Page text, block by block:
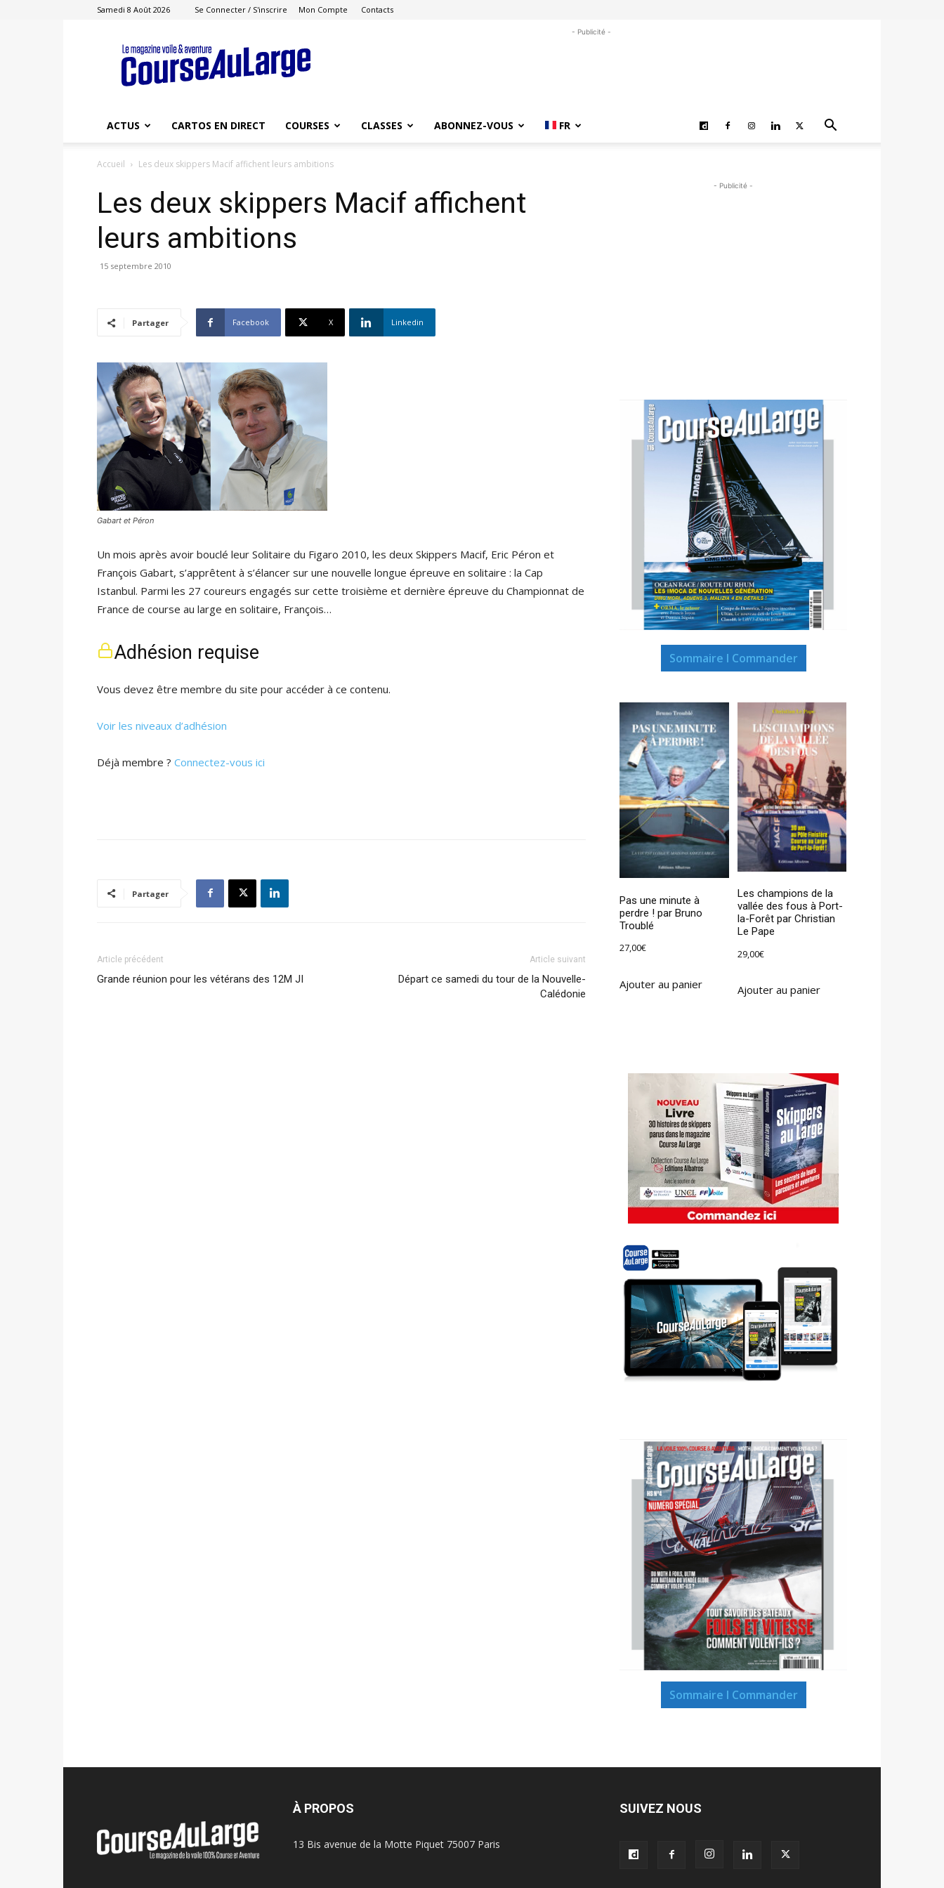
Samedi 8 Août 2026 Se Connecter / S'inscrire Mon Compte Contacts
Course
au
Large
- Publicité -
ACTUS CARTOS EN DIRECT COURSES CLASSES ABONNEZ-VOUS FR
Accueil Les deux skippers Macif affichent leurs ambitions
Les deux skippers Macif affichent
leurs ambitions
15 septembre 2010
Partager Facebook X Linkedin
Gabart et Péron
Un mois après avoir bouclé leur Solitaire du Figaro 2010, les deux Skippers Macif, Eric Péron et
François Gabart, s’apprêtent à s’élancer sur une nouvelle longue épreuve en solitaire : la Cap
Istanbul. Parmi les 27 coureurs engagés sur cette troisième et dernière épreuve du Championnat de
France de course au large en solitaire, François…
Adhésion requise
Vous devez être membre du site pour accéder à ce contenu.
Voir les niveaux d’adhésion
Déjà membre ? Connectez-vous ici
Partager
Article précédent
Grande réunion pour les vétérans des 12M JI
Article suivant
Départ ce samedi du tour de la Nouvelle-
Calédonie
- Publicité -
Sommaire I Commander
Pas une minute à
perdre ! par Bruno
Troublé
27,00€
Ajouter au panier
Les champions de la
vallée des fous à Port-
la-Forêt par Christian
Le Pape
29,00€
Ajouter au panier
Sommaire I Commander
À PROPOS
13 Bis avenue de la Motte Piquet 75007 Paris
SUIVEZ NOUS